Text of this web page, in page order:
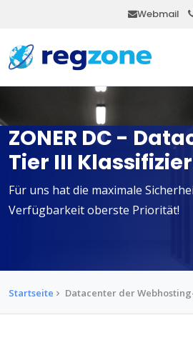
Webmail
ZONER DC -
Tier III
Für uns hat die maximale
Verfügbarkeit oberste Priorität!
Startseite Datacenter der